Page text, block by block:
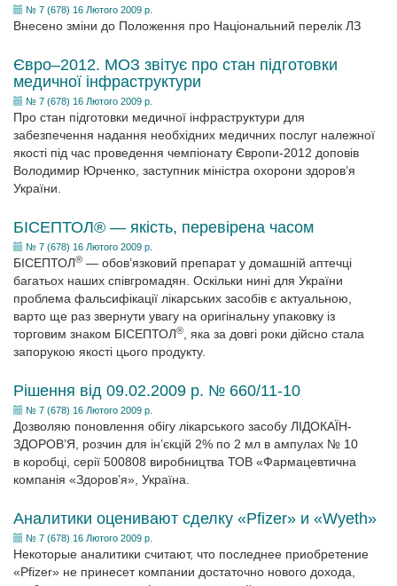
№ 7 (678) 16 Лютого 2009 р.
Внесено зміни до Положення про Національний перелік ЛЗ
Євро–2012. МОЗ звітує про стан підготовки
медичної інфраструктури
№ 7 (678) 16 Лютого 2009 р.
Про стан підготовки медичної інфраструктури для
забезпечення надання необхідних медичних послуг належної
якості під час проведення чемпіонату Європи-2012 доповів
Володимир Юрченко, заступник міністра охорони здоров’я
України.
БІСЕПТОЛ® — якість, перевірена часом
№ 7 (678) 16 Лютого 2009 р.
БІСЕПТОЛ® — обов’язковий препарат у домашній аптечці
багатьох наших співгромадян. Оскільки нині для України
проблема фальсифікації лікарських засобів є актуальною,
варто ще раз звернути увагу на оригінальну упаковку із
торговим знаком БІСЕПТОЛ®
, яка за довгі роки дійсно стала
запорукою якості цього продукту.
Рішення від 09.02.2009 р. № 660/11-10
№ 7 (678) 16 Лютого 2009 р.
Дозволяю поновлення обігу лікарського засобу ЛІДОКАЇН-
ЗДОРОВ’Я, розчин для ін’єкцій 2% по 2 мл в ампулах № 10
в коробці, серії 500808 виробництва ТОВ «Фармацевтична
компанія «Здоров’я», Україна.
Аналитики оценивают сделку «Pfizer» и «Wyeth»
№ 7 (678) 16 Лютого 2009 р.
Некоторые аналитики считают, что последнее приобретение
«Pfizer» не принесет компании достаточно нового дохода,